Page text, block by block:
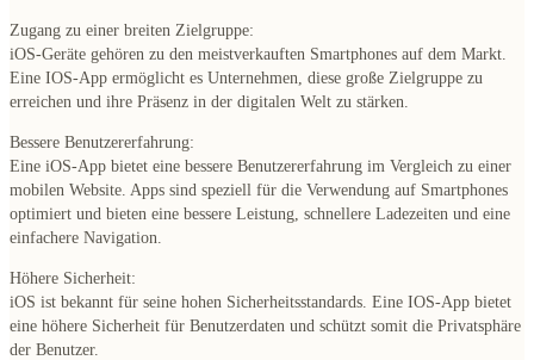
Zugang zu einer breiten Zielgruppe:
iOS-Geräte gehören zu den meistverkauften Smartphones auf dem Markt.
Eine IOS-App ermöglicht es Unternehmen, diese große Zielgruppe zu
erreichen und ihre Präsenz in der digitalen Welt zu stärken.
Bessere Benutzererfahrung:
Eine iOS-App bietet eine bessere Benutzererfahrung im Vergleich zu einer
mobilen Website. Apps sind speziell für die Verwendung auf Smartphones
optimiert und bieten eine bessere Leistung, schnellere Ladezeiten und eine
einfachere Navigation.
Höhere Sicherheit:
iOS ist bekannt für seine hohen Sicherheitsstandards. Eine IOS-App bietet
eine höhere Sicherheit für Benutzerdaten und schützt somit die Privatsphäre
der Benutzer.